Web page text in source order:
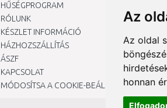
Az
Az oldal
honnan
HŰSÉGPROGRAM
RÓLUNK
KÉSZLET INFORMÁCIÓ
HÁZHOZSZÁLLÍTÁS
ÁSZF
KAPCSOLAT
MÓDOSÍTSA A COOKIE-BEÁLLÍTÁSAIMAT